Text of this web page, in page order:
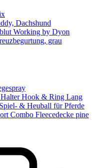
Dachshund
Working by Dyon
grau
Hook & Ring Lang
& Heuball für Pferde
Combo Fleecedecke pine